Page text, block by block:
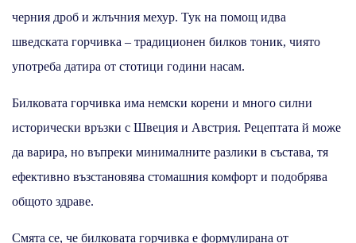
черния дроб и жлъчния мехур. Тук на помощ идва
шведската горчивка – традиционен билков тоник, чиято
употреба датира от стотици години насам.
Билковата горчивка има немски корени и много силни
исторически връзки с Швеция и Австрия. Рецептата й може
да варира, но въпреки минималните разлики в състава, тя
ефективно възстановява стомашния комфорт и подобрява
общото здраве.
Смята се, че билковата горчивка е формулирана от